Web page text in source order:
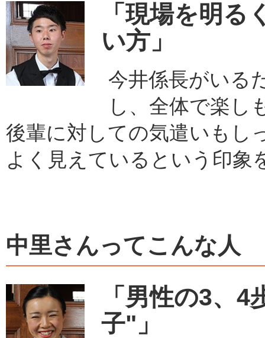
「現場を明
い方」
今井係長がいる
し、全体で楽し
後輩に対しての気遣いもし
よく見えているという印象
中里さんってこんな人
「男性の3、
子"」